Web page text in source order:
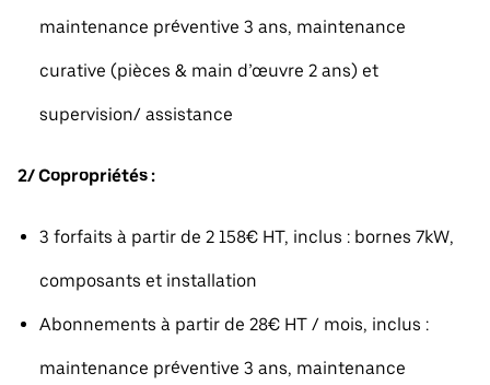
maintenance préventive 3 ans, maintenance
curative (pièces & main d’œuvre 2 ans) et
supervision/ assistance
2/ Copropriétés :
3 forfaits à partir de 2 158€ HT, inclus : bornes 7kW,
composants et installation
Abonnements à partir de 28€ HT / mois, inclus :
maintenance préventive 3 ans, maintenance